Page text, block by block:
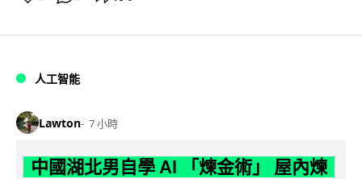
人工智能
Lawton 7 小時
中國湖北男自學 AI 「煉金術」 屋內煉